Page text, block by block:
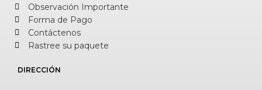
Observación Importante
Forma de Pago
Contáctenos
Rastree su paquete
DIRECCIÓN